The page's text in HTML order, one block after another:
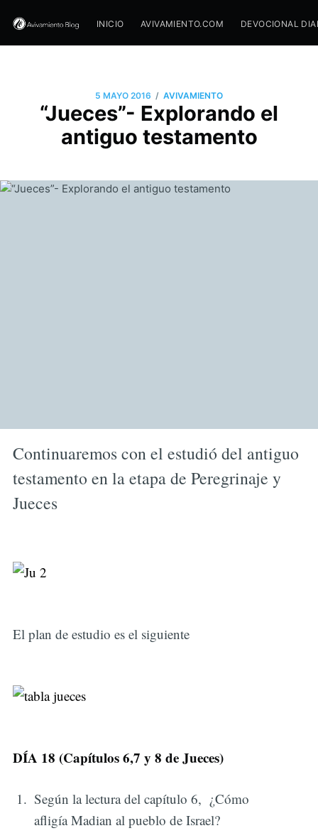
INICIO AVIVAMIENTO.COM DEVOCIONAL
5 MAYO 2016 / AVIVAMIENTO
“Jueces”- Explorando el
antiguo testamento
Continuaremos con el estudió del antiguo
testamento en la etapa de Peregrinaje y
Jueces
El plan de estudio es el siguiente
DÍA 18 (Capítulos 6,7 y 8 de Jueces)
Según la lectura del capítulo 6, ¿Cómo
afligía Madian al pueblo de Israel?